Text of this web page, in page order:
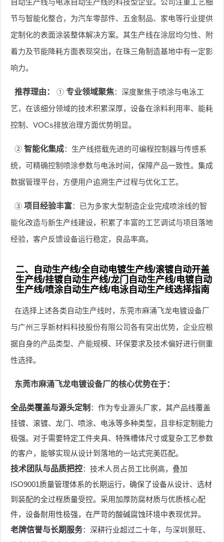
节与智能化整合，为汽车零部件、五金制品、家电等行业提供
定制化的表面涂装整体解决方案。其生产线在涂层均匀性、附
着力及节能降耗方面表现突出，在珠三角制造基地中有一定影
响力。
推荐理由： ① 专业领域聚焦：深度聚焦于喷涂与电泳工
艺，在该细分领域的技术积累深厚，设备在涂料利用率、能耗
控制、VOCs排放治理方面优势明显。
② 智能化集成：生产线搭载先进的可编程控制器与传感系
统，可精确控制喷涂参数与电泳时间，保障产品一致性。集成
数据管理平台，方便用户追溯生产过程与优化工艺。
③ 项目经验丰富：已为多家大型制造企业完成喷涂线的智
能化改造与新生产线建设，积累了丰富的工艺调试与项目落地
经验，客户反馈设备运行稳定，良品率高。
二、自动生产线/全自动电镀生产线/滚镀自动开盖
生产线/挂镀自动生产线/龙门自动生产线/电镀自动
生产线/喷涂自动生产线/电泳自动生产线选择指南
在选择上述各类自动生产线时，东莞市麻涌飞龙电镀设备厂
与广州三孚新材料科技股份有限公司各有突出优势，企业应根
据自身的产品类型、产能规模、环保要求及技术偏好进行侧重
性选择。
东莞市麻涌飞龙电镀设备厂的核心优势在于：
全品类覆盖与源头定制 ：作为专业源头厂家，其产品线覆盖
挂镀、滚镀、龙门、喷涂、电泳等多种类型，且非标定制能力
极强。对于需要特定工件夹具、特殊槽体尺寸或复杂工艺参数
的客户，能够实现从设计到落地的一站式完美匹配。
技术团队与品质把控：技术人员占员工比例高，叠加
ISO9001质量管理体系的长期运行，确保了设备从设计、选材
到装配的全过程质量受控。采用加厚防腐材质与优质核心配
件，设备耐用性极强，在严苛的酸碱腐蚀环境中表现优异。
老牌信誉与长期服务：深耕行业超过二十年，与深圳景旺、